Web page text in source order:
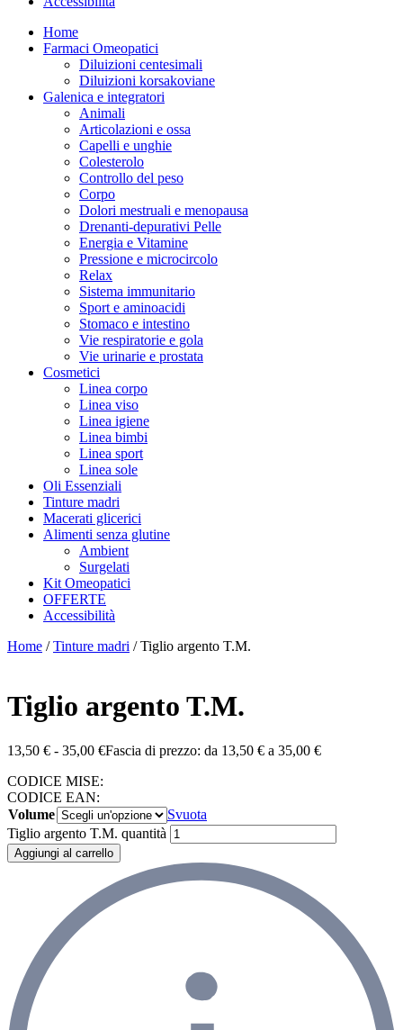
Home
Farmaci Omeopatici
Diluizioni centesimali
Diluizioni korsakoviane
Galenica e integratori
Animali
Articolazioni e ossa
Capelli e unghie
Colesterolo
Controllo del peso
Corpo
Dolori mestruali e menopausa
Drenanti-depurativi Pelle
Energia e Vitamine
Pressione e microcircolo
Relax
Sistema immunitario
Sport e aminoacidi
Stomaco e intestino
Vie respiratorie e gola
Vie urinarie e prostata
Cosmetici
Linea corpo
Linea viso
Linea igiene
Linea bimbi
Linea sport
Linea sole
Oli Essenziali
Tinture madri
Macerati glicerici
Alimenti senza glutine
Ambient
Surgelati
Kit Omeopatici
OFFERTE
Accessibilità
Home /Tinture madri / Tiglio argento T.M.
Tiglio argento T.M.
13,50 € - 35,00 €Fascia di prezzo: da 13,50 € a 35,00 €
CODICE MISE:
CODICE EAN:
Volume
Svuota
Tiglio argento T.M. quantità
Aggiungi al carrello